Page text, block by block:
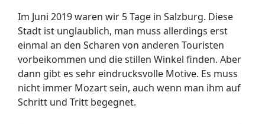
Im Juni 2019 waren wir 5 Tage in Salzburg. Diese
Stadt ist unglaublich, man muss allerdings erst
einmal an den Scharen von anderen Touristen
vorbeikommen und die stillen Winkel finden. Aber
dann gibt es sehr eindrucksvolle Motive. Es muss
nicht immer Mozart sein, auch wenn man ihm auf
Schritt und Tritt begegnet.